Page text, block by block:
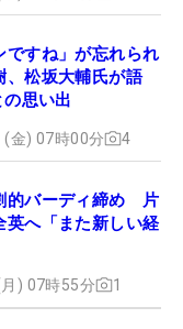
ですね」が忘れられ
松坂大輔氏が語
の思い出
(金) 07時00分 4
的バーディ締め 片
英へ「また新しい経
) 07時55分 1